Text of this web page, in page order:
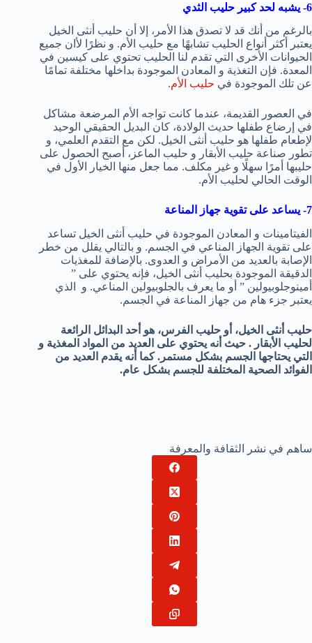
6- يشبه لحد كبير حليب الثدي
بالرغم من أنك قد لا تصدق هذا الأمر، إلا أن حليب أنثى الخيل
يعتبر أكثر أنواع الحليب تشابهًا مع حليب الأم. و نظرًا لأان جميع
الحيوانات الأخرى التي تقدم لنا الحليب تحتوي على كيسين في
المعدة. فإن التغذية و المعادن الموجودة بداخلها مختلفة تمامًا
عن تلك الموجودة في حليب الأم.
في العصور القديمة، عندما كانت تواجه الأم المرضعة مشاكل
في إرضاع طفلها حديث الولادة، كان البديل الحقيقي الوحيد
لإطعام طفلها هو حليب أنثى الخيل. لكن مع التقدم العلمي، و
تطور صناعة حليب الأبقار و حليب الماعز، أصبح الحصول على
حليبها أمرًا سهلًا و غير مكلف. مما جعل منها الخيار الأول في
الوقت الحالي لحليب الأم.
7- يساعد على تقوية جهاز المناعة
الفيتامينات و المعادن الموجودة في حليب أنثى الخيل تساعد
على تقوية الجهاز المناعي في الجسم. و بالتالي يقلل من خطر
الإصابة بالعديد من الأمراض و العدوى. بالإضافة للمغذيات
الدقيقة الموجودة بحليب أنثى الخيل، فإنه يحتوي على ”
أمينوجلوبيولين ” أو ما يعرف بالجلوبيولين المناعي. و الذي
يعتبر جزء هام من جهاز المناعة في الجسم.
حليب أنثى الخيل، أو حليب الفرس، هو أحد البدائل الرائعة
لحليب الأبقار . حيث أنه يحتوي على العديد من المواد المغذية و
التي يحتاجها الجسم بشكل مستمر. كما أنه يقدم العديد من
الفوائد الصحية المختلفة للجسم بشكل عام.
ساهم في نشر الثقافة والمعرفة